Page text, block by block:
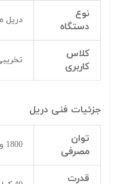
نوع
دستگاه
دریل
کلاس
کاربری
جزئیات فنی دریل
توان
مصرفی
1800 وات
قدرت